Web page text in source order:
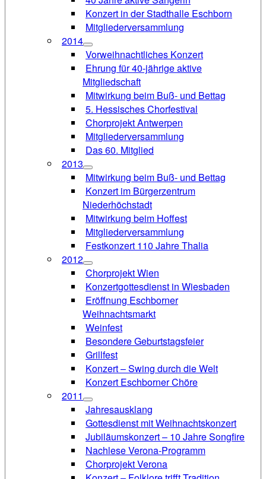
Konzert in der Stadthalle Eschborn
Mitgliederversammlung
2014
Vorweihnachtliches Konzert
Ehrung für 40-jährige aktive
Mitgliedschaft
Mitwirkung beim Buß- und Bettag
5. Hessisches Chorfestival
Chorprojekt Antwerpen
Mitgliederversammlung
Das 60. Mitglied
2013
Mitwirkung beim Buß- und Bettag
Konzert im Bürgerzentrum
Niederhöchstadt
Mitwirkung beim Hoffest
Mitgliederversammlung
Festkonzert 110 Jahre Thalia
2012
Chorprojekt Wien
Konzertgottesdienst in Wiesbaden
Eröffnung Eschborner
Weihnachtsmarkt
Weinfest
Besondere Geburtstagsfeier
Grillfest
Konzert – Swing durch die Welt
Konzert Eschborner Chöre
2011
Jahresausklang
Gottesdienst mit Weihnachtskonzert
Jubiläumskonzert – 10 Jahre Songfire
Nachlese Verona-Programm
Chorprojekt Verona